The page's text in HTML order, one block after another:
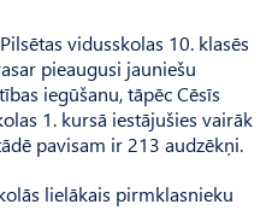
vidusskolas 10. klasēs
pieaugusi jauniešu
iegūšanu, tāpēc Cēsīs
1. kursā iestājušies vairāk
pavisam ir 213 audzēkņi.
lielākais pirmklasnieku